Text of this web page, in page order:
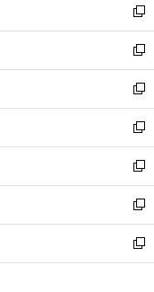
く
ド
ウ
で
開
く
ィ
ン
ド
ウ
で
開
く
い
ウ
ィ
ン
ド
ウ
で
開
く
新
し
い
ウ
ィ
ン
ド
ウ
で
開
く
新
し
い
ウ
ィ
ン
ド
ウ
で
開
く
新
し
い
ウ
ィ
ン
ド
ウ
で
開
新
し
い
ウ
ィ
ン
ド
ウ
新
し
い
ウ
ィ
ン
新
し
い
ウ
新
し